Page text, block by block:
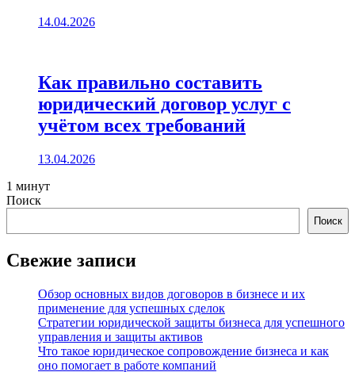
14.04.2026
Как правильно составить
юридический договор услуг с
учётом всех требований
13.04.2026
1 минут
Поиск
Поиск
Свежие записи
Обзор основных видов договоров в бизнесе и их
применение для успешных сделок
Стратегии юридической защиты бизнеса для успешного
управления и защиты активов
Что такое юридическое сопровождение бизнеса и как
оно помогает в работе компаний